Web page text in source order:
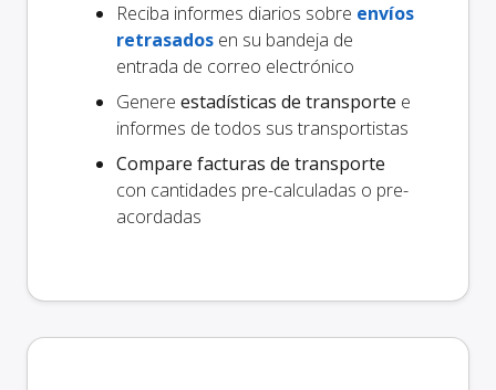
Reciba informes diarios sobre envíos
retrasados en su bandeja de
entrada de correo electrónico
Genere estadísticas de transporte e
informes de todos sus transportistas
Compare facturas de transporte
con cantidades pre-calculadas o pre-
acordadas